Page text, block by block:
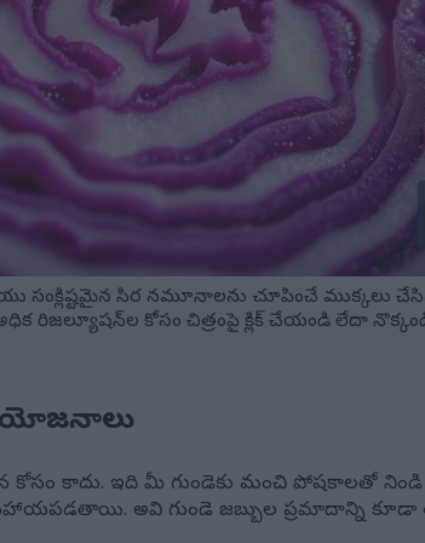
సిర నమూనాలను చూపించే ముక్కలు
కోసం చిత్రంపై క్లిక్ చేయండి లేదా
కోసం కాదు. ఇది మీ గుండెకు మంచి పోషకాలతో నిండి
సహాయపడతాయి. అవి గుండె జబ్బుల ప్రమాదాన్ని కూడా